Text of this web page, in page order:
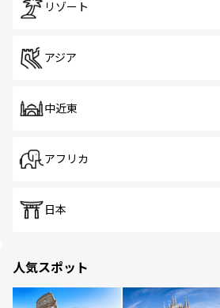
リゾート
アジア
中近東
アフリカ
日本
人気スポット